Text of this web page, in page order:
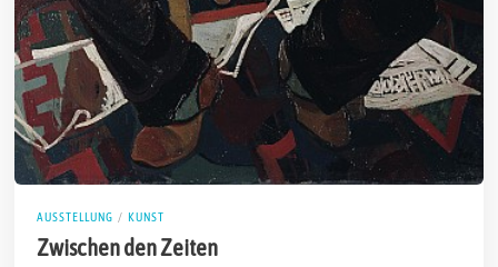
AUSSTELLUNG / KUNST
Zwischen den Zeiten